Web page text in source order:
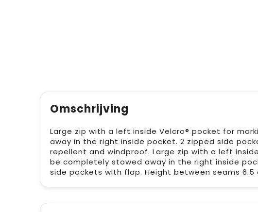
Omschrijving
Large zip with a left inside Velcro® pocket for
away in the right inside pocket. 2 zipped side
repellent and windproof. Large zip with a left
be completely stowed away in the right inside
side pockets with flap. Height between seams 6.5